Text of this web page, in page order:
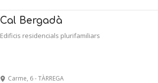
Cal Bergadà
Edificis residencials plurifamiliars
Carme, 6 - TÀRREGA